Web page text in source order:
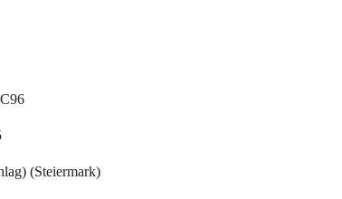
(Steiermark)